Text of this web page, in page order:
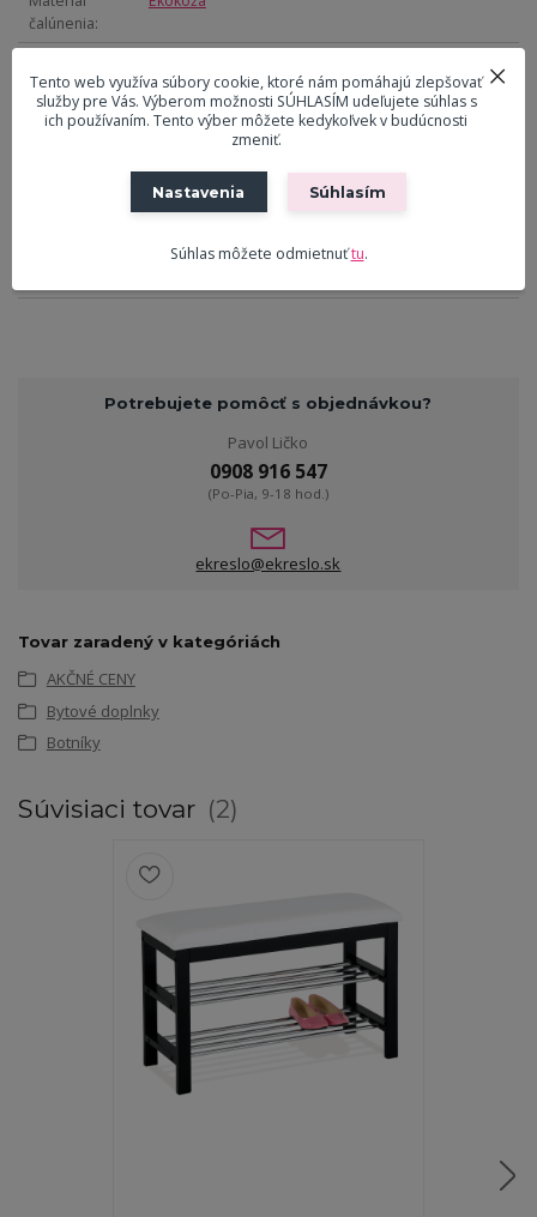
čalúnenia
Materiál
Masiv
Farba
49 cm
30 cm
Potrebujete pomôcť s objednávkou?
Pavol Ličko
0908 916 547
(Po-Pia, 9-18 hod.)
ekreslo@ekreslo.sk
Tovar zaradený v kategóriách
AKČNÉ CENY
Bytové doplnky
Botníky
Súvisiaci tovar 2
Tento web využíva súbory cookie, ktoré nám pomáhajú zlepšovať
služby pre Vás. Výberom možnosti SÚHLASÍM udeľujete súhlas s
ich používaním. Tento výber môžete kedykoľvek v budúcnosti
zmeniť.
Nastavenia Súhlasím
Súhlas môžete odmietnuťtu.